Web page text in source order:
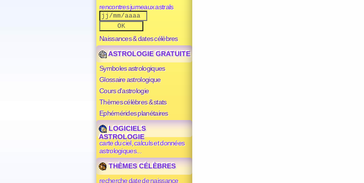
rencontres jumeaux astrals
Naissances & dates célèbres
ASTROLOGIE GRATUITE
Symboles astrologiques
Glossaire astrologique
Cours d'astrologie
Thèmes célèbres & stats
Ephémérides planétaires
LOGICIELS
ASTROLOGIE
carte du ciel, calculs et données
astrologiques...
THÈMES CÉLÈBRES
recherche date de naissance